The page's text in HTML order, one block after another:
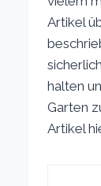
Artikel
halten
Garten
Artikel